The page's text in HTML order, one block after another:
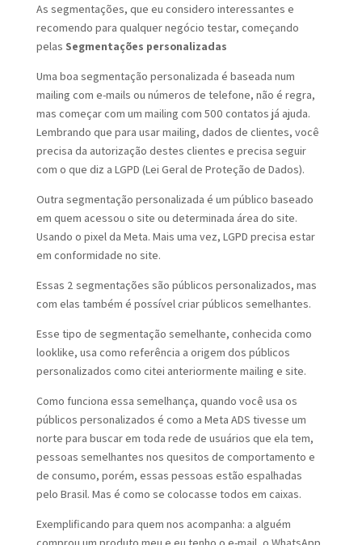
As segmentações, que eu considero interessantes e
recomendo para qualquer negócio testar, começando
pelas Segmentações personalizadas
Uma boa segmentação personalizada é baseada num
mailing com e-mails ou números de telefone, não é regra,
mas começar com um mailing com 500 contatos já ajuda.
Lembrando que para usar mailing, dados de clientes, você
precisa da autorização destes clientes e precisa seguir
com o que diz a LGPD (Lei Geral de Proteção de Dados).
Outra segmentação personalizada é um público baseado
em quem acessou o site ou determinada área do site.
Usando o pixel da Meta. Mais uma vez, LGPD precisa estar
em conformidade no site.
Essas 2 segmentações são públicos personalizados, mas
com elas também é possível criar públicos semelhantes.
Esse tipo de segmentação semelhante, conhecida como
looklike, usa como referência a origem dos públicos
personalizados como citei anteriormente mailing e site.
Como funciona essa semelhança, quando você usa os
públicos personalizados é como a Meta ADS tivesse um
norte para buscar em toda rede de usuários que ela tem,
pessoas semelhantes nos quesitos de comportamento e
de consumo, porém, essas pessoas estão espalhadas
pelo Brasil. Mas é como se colocasse todos em caixas.
Exemplificando para quem nos acompanha: a alguém